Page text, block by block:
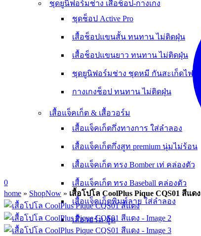
ชุดยูนิฟอร์มช่าง เสื้อช็อป-กางเกง
ชุดช็อป Active Pro
เสื้อช็อปแขนสั้น ทนทาน ไม่ติดฝุ่น
เสื้อช็อปแขนยาว ทนทาน ไม่ติดฝุ่น
ชุดยูนิฟอร์มช่าง ชุดหมี กันสะเก็ดไฟ
กางเกงช็อป ทนทาน ไม่ติดฝุ่น
เสื้อแจ็คเก็ต & เสื้อวอร์ม
เสื้อแจ็คเก็ตกึ่งทางการ ใส่ลำลอง
เสื้อแจ็คเก็ตกึ่งสูท premium นุ่มไม่ร้อน
เสื้อแจ็คเก็ต ทรง Bomber เท่ คล่องตัว
เสื้อแจ็คเก็ต ทรง Baseball คล่องตัว
เสื้อแจ็คเก็ตพิมพ์ลาย ใส่ลำลอง
เสื้อวอร์ม ฮู้ด
0
home » ShopNow » เสื้อโปโล CoolPlus Pique CQS01 สีแดง